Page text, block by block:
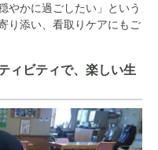
やかに過ごしたい」という
り添い、看取りケアにもご
ィビティで、楽しい生